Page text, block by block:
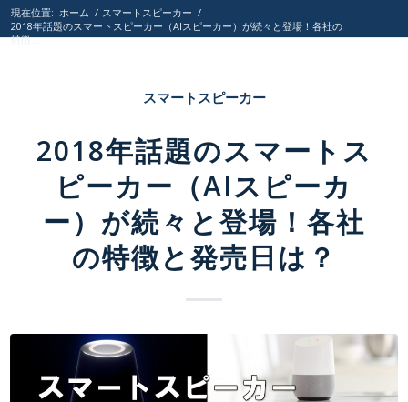
現在位置: ホーム / スマートスピーカー /
2018年話題のスマートスピーカー（AIスピーカー）が続々と登場！各社の
特徴...
スマートスピーカー
2018年話題のスマートス
ピーカー（AIスピーカ
ー）が続々と登場！各社
の特徴と発売日は？